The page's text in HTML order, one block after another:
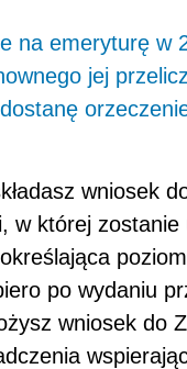
na emeryturę w
jej
wniosek
w której zostanie
po wydaniu
wniosek do